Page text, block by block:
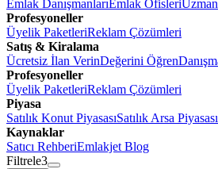
Emlak DanışmanlarıEmlak Ofisleri
Profesyoneller
Üyelik PaketleriReklam Çözümleri
Satış & Kiralama
Ücretsiz İlan VerinDeğerini Öğren
Profesyoneller
Üyelik PaketleriReklam Çözümleri
Piyasa
Satılık Konut PiyasasıSatılık Arsa Piyasası
Kaynaklar
Satıcı RehberiEmlakjet Blog
Filtrele3